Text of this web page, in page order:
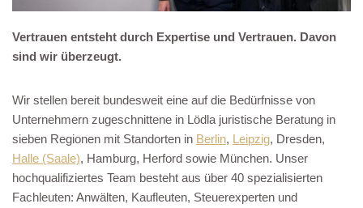
Vertrauen entsteht durch Expertise und Vertrauen. Davon
sind wir überzeugt.
Wir stellen bereit bundesweit eine auf die Bedürfnisse von
Unternehmern zugeschnittene in Lödla juristische Beratung in
sieben Regionen mit Standorten in Berlin, Leipzig, Dresden,
Halle (Saale), Hamburg, Herford sowie München. Unser
hochqualifiziertes Team besteht aus über 40 spezialisierten
Fachleuten: Anwälten, Kaufleuten, Steuerexperten und